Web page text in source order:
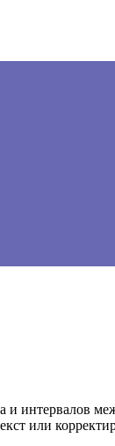
интервалов
или